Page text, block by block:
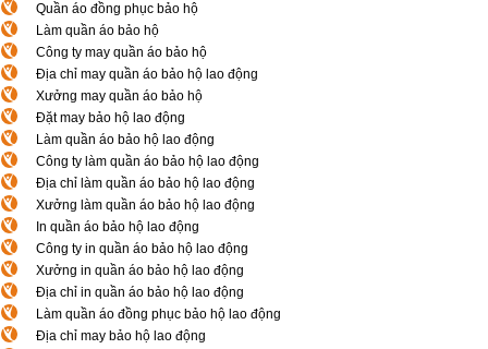
Quần áo đồng phục bảo hộ
Làm quần áo bảo hộ
Công ty may quần áo bảo hộ
Địa chỉ may quần áo bảo hộ lao động
Xưởng may quần áo bảo hộ
Đặt may bảo hộ lao động
Làm quần áo bảo hộ lao động
Công ty làm quần áo bảo hộ lao động
Địa chỉ làm quần áo bảo hộ lao động
Xưởng làm quần áo bảo hộ lao động
In quần áo bảo hộ lao động
Công ty in quần áo bảo hộ lao động
Xưởng in quần áo bảo hộ lao động
Địa chỉ in quần áo bảo hộ lao động
Làm quần áo đồng phục bảo hộ lao động
Địa chỉ may bảo hộ lao động